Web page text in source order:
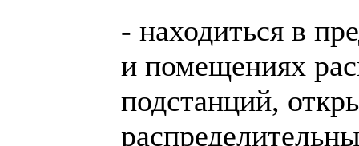
- находиться в
и помещениях
подстанций,